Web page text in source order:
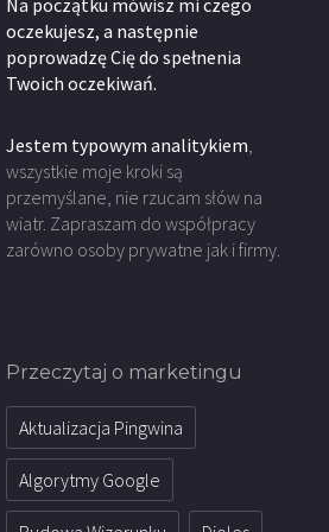
Na początku mówisz mi czego
oczekujesz, a następnie
poprowadzę Cię do spełnenia
Twoich oczekiwań.
Jestem typowym analitykiem,
wszystkie moje kroki są
przemyślane, nie rzucam słów na
wiatr. Zapraszam do współpracy
zarówno osoby prywatne jak i firmy.
Przeczytaj o marketingu
Aktualizacja Pingwina
Algorytmy Google